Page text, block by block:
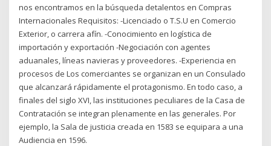
nos encontramos en la búsqueda detalentos en Compras
Internacionales Requisitos: -Licenciado o T.S.U en Comercio
Exterior, o carrera afín. -Conocimiento en logística de
importación y exportación -Negociación con agentes
aduanales, líneas navieras y proveedores. -Experiencia en
procesos de Los comerciantes se organizan en un Consulado
que alcanzará rápidamente el protagonismo. En todo caso, a
finales del siglo XVI, las instituciones peculiares de la Casa de
Contratación se integran plenamente en las generales. Por
ejemplo, la Sala de justicia creada en 1583 se equipara a una
Audiencia en 1596.